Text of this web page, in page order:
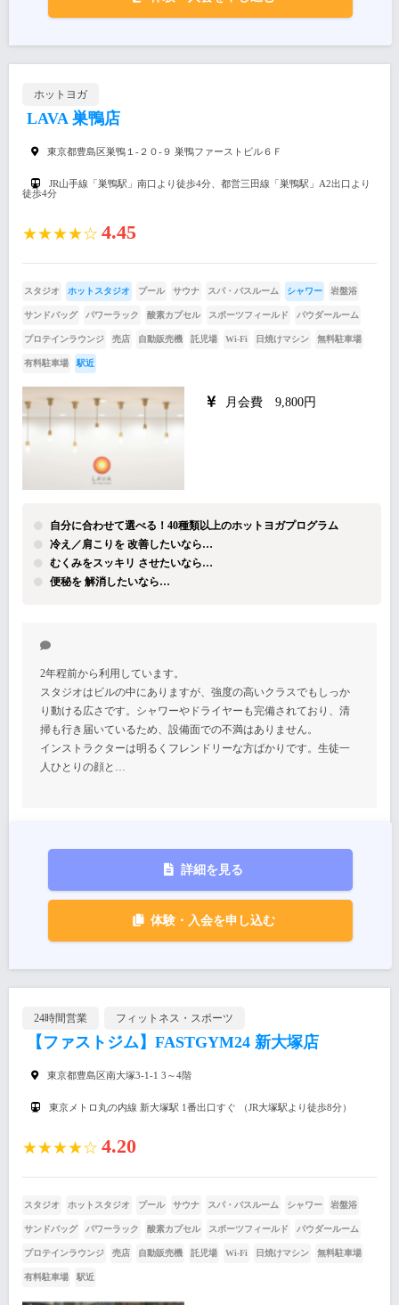
ホットヨガ
LAVA 巣鴨店
東京都豊島区巣鴨１-２０-９ 巣鴨ファーストビル６Ｆ
JR山手線「巣鴨駅」南口より徒歩4分、都営三田線「巣鴨駅」A2出口より
徒歩4分
★★★★☆ 4.45
スタジオ ホットスタジオ プール サウナ スパ・バスルーム シャワー 岩盤浴
サンドバッグ パワーラック 酸素カプセル スポーツフィールド パウダールーム
プロテインラウンジ 売店 自動販売機 託児場 Wi-Fi 日焼けマシン 無料駐車場
有料駐車場 駅近
月会費 9,800円
自分に合わせて選べる！40種類以上のホットヨガプログラム
冷え／肩こりを 改善したいなら…
むくみをスッキリ させたいなら…
便秘を 解消したいなら…
2年程前から利用しています。
スタジオはビルの中にありますが、強度の高いクラスでもしっか
り動ける広さです。シャワーやドライヤーも完備されており、清
掃も行き届いているため、設備面での不満はありません。
インストラクターは明るくフレンドリーな方ばかりです。生徒一
人ひとりの顔と…
詳細を見る
体験・入会を申し込む
24時間営業 フィットネス・スポーツ
【ファストジム】FASTGYM24 新大塚店
東京都豊島区南大塚3-1-1 3～4階
東京メトロ丸の内線 新大塚駅 1番出口すぐ （JR大塚駅より徒歩8分）
★★★★☆ 4.20
スタジオ ホットスタジオ プール サウナ スパ・バスルーム シャワー 岩盤浴
サンドバッグ パワーラック 酸素カプセル スポーツフィールド パウダールーム
プロテインラウンジ 売店 自動販売機 託児場 Wi-Fi 日焼けマシン 無料駐車場
有料駐車場 駅近